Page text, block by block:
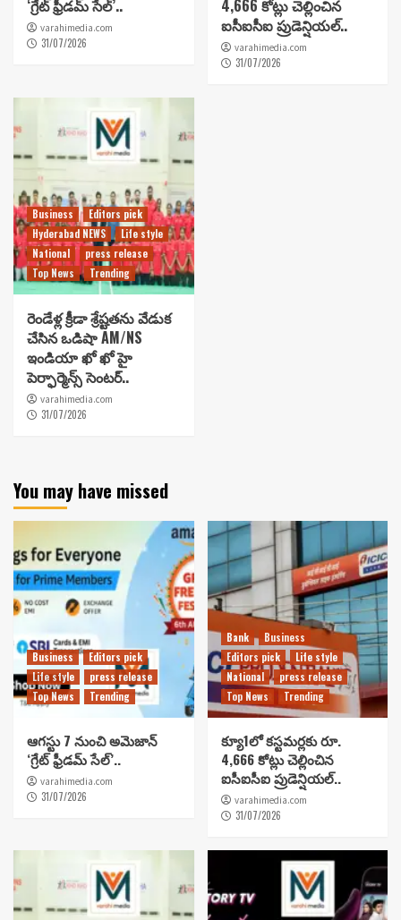
‘గ్రేట్ ఫ్రీడమ్ సేల్’..
varahimedia.com
31/07/2026
4,666 కోట్లు చెల్లించిన
ఐసీఐసీఐ ప్రుడెన్షియల్..
varahimedia.com
31/07/2026
Business
Editors pick
Hyderabad NEWS
Life style
National
press release
Top News
Trending
రెండేళ్ల క్రీడా శ్రేష్టతను వేడుక
చేసిన ఒడిషా AM/NS
ఇండియా ఖో ఖో హై
పెర్ఫార్మెన్స్ సెంటర్..
varahimedia.com
31/07/2026
You may have missed
Business
Editors pick
Life style
press release
Top News
Trending
ఆగస్టు 7 నుంచి అమెజాన్
‘గ్రేట్ ఫ్రీడమ్ సేల్’..
varahimedia.com
31/07/2026
Bank
Business
Editors pick
Life style
National
press release
Top News
Trending
క్యూ1లో కస్టమర్లకు రూ.
4,666 కోట్లు చెల్లించిన
ఐసీఐసీఐ ప్రుడెన్షియల్..
varahimedia.com
31/07/2026